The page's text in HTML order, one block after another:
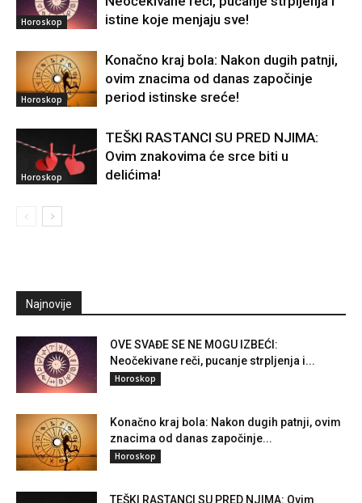
Horoskop
istine koje menjaju sve!
Horoskop
Konačno kraj bola: Nakon dugih patnji,
ovim znacima od danas započinje
period istinske sreće!
Horoskop
TEŠKI RASTANCI SU PRED NJIMA:
Ovim znakovima će srce biti u
delićima!
Najnovije
OVE SVAĐE SE NE MOGU IZBEĆI:
Neočekivane reči, pucanje strpljenja i...
Horoskop
Konačno kraj bola: Nakon dugih patnji, ovim
znacima od danas započinje...
Horoskop
TEŠKI RASTANCI SU PRED NJIMA: Ovim